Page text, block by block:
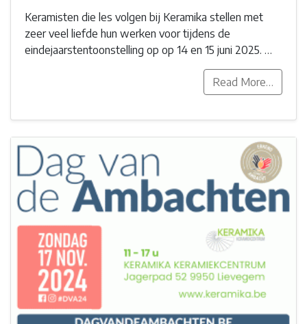
Keramisten die les volgen bij Keramika stellen met
zeer veel liefde hun werken voor tijdens de
eindejaarstentoonstelling op op 14 en 15 juni 2025. …
Read More…